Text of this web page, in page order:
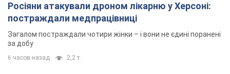
Росіяни атакували дроном лікарню у Херсоні:
постраждали медпрацівниці
Загалом постраждали чотири жінки – і вони не єдині поранені
за добу
6 часов назад 2,2 т.